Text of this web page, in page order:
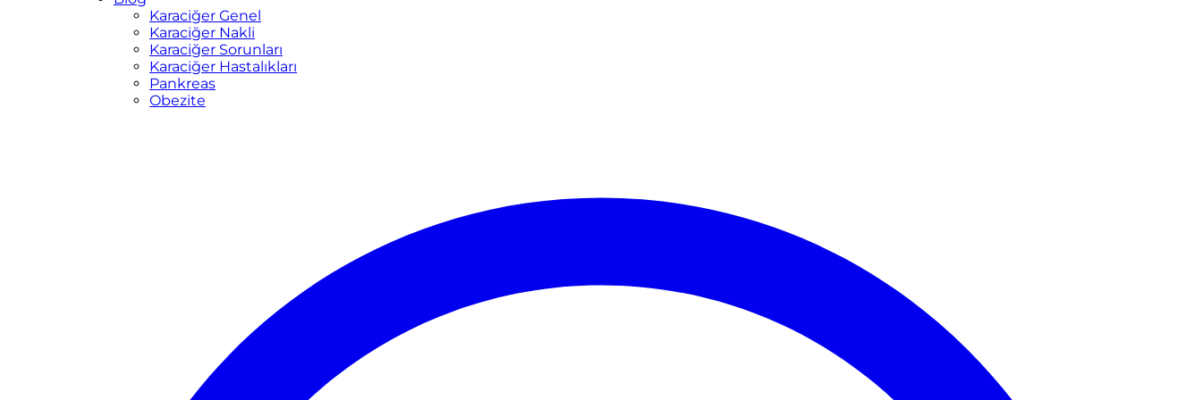
Karaciğer Genel
Karaciğer Nakli
Karaciğer Sorunları
Karaciğer Hastalıkları
Pankreas
Obezite